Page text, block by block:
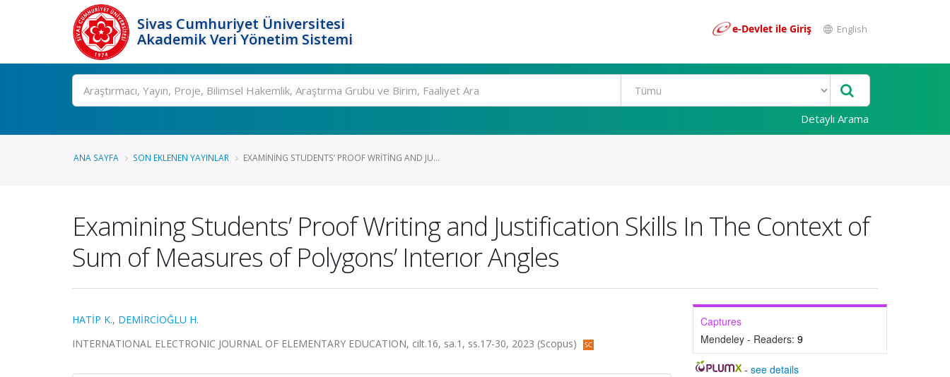
Sivas Cumhuriyet Üniversitesi
Akademik Veri Yönetim Sistemi
e-Devlet ile Giriş English
Ara
Detaylı Arama
ANA SAYFA SON EKLENEN YAYINLAR EXAMINING STUDENTS’ PROOF WRITING AND JU...
Examining Students’ Proof Writing and Justification Skills In The Context of
Sum of Measures of Polygons’ Interıor Angles
HATİP K., DEMİRCİOĞLU H.
INTERNATIONAL ELECTRONIC JOURNAL OF ELEMENTARY EDUCATION, cilt.16, sa.1, ss.17-30, 2023 (Scopus)
Captures
Mendeley - Readers: 9
-see details